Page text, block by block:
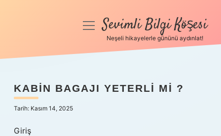
Anasayfa
Yasal Uyarı
menüyüSevimli Bilgi Köşesi
Neşeli hikayelerle gününü aydınlat!
KABIN BAGAJI YETERLI MI ?
Tarih: Kasım 14, 2025
Giriş